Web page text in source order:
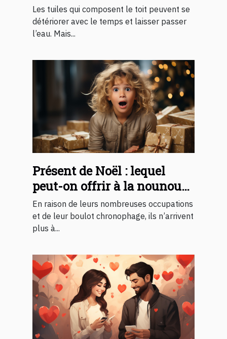
Les tuiles qui composent le toit peuvent se
détériorer avec le temps et laisser passer
l’eau. Mais...
Présent de Noël : lequel
peut-on offrir à la nounou
de son enfant ?
En raison de leurs nombreuses occupations
et de leur boulot chronophage, ils n’arrivent
plus à...